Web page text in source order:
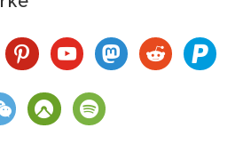
pinterestyoutubemastodon
reddit paypal
komootspotify